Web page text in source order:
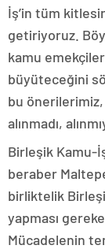
İş’in tüm
getiriyoruz.
kamu
büyüteceğini
bu
alınmadı,
Birleşik Kamu-
beraber
birliktelik
yapması
Mücadelenin